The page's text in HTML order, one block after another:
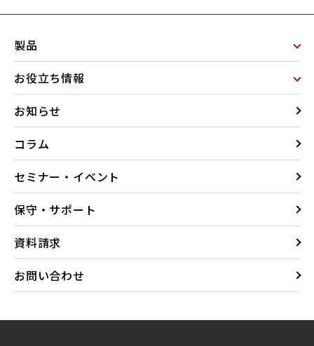
製品
お役立ち情報
お知らせ
コラム
セミナー・イベント
保守・サポート
資料請求
お問い合わせ